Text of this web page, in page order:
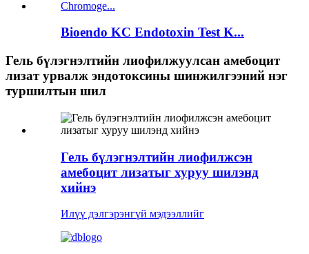
Bioendo KC Endotoxin Test K...
Гель бүлэгнэлтийн лиофилжуулсан амебоцит
лизат урвалж эндотоксины шинжилгээний нэг
туршилтын шил
Гель бүлэгнэлтийн лиофилжсэн
амебоцит лизатыг хуруу шилэнд
хийнэ
Илүү дэлгэрэнгүй мэдээллийг